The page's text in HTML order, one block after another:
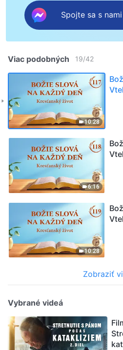
Spojte sa s
Viac podobných 19/42
10:28
6:16
10:28
Zobraziť
Vybrané videá